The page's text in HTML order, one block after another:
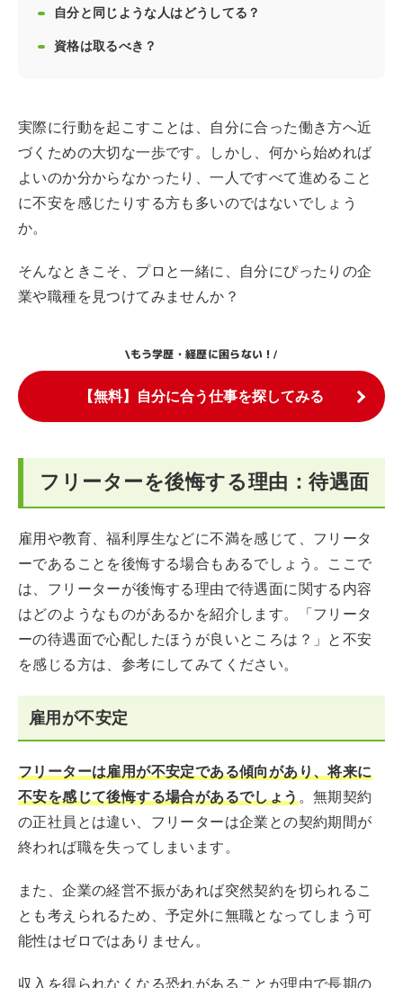
自分と同じような人はどうしてる？
資格は取るべき？
実際に行動を起こすことは、自分に合った働き方へ近
づくための大切な一歩です。しかし、何から始めれば
よいのか分からなかったり、一人ですべて進めること
に不安を感じたりする方も多いのではないでしょう
か。
そんなときこそ、プロと一緒に、自分にぴったりの企
業や職種を見つけてみませんか？
\もう学歴・経歴に困らない！/
【無料】自分に合う仕事を探してみる
フリーターを後悔する理由：待遇面
雇用や教育、福利厚生などに不満を感じて、フリータ
ーであることを後悔する場合もあるでしょう。ここで
は、フリーターが後悔する理由で待遇面に関する内容
はどのようなものがあるかを紹介します。「フリータ
ーの待遇面で心配したほうが良いところは？」と不安
を感じる方は、参考にしてみてください。
雇用が不安定
フリーターは雇用が不安定である傾向があり、将来に
不安を感じて後悔する場合があるでしょう。無期契約
の正社員とは違い、フリーターは企業との契約期間が
終われば職を失ってしまいます。
また、企業の経営不振があれば突然契約を切られるこ
とも考えられるため、予定外に無職となってしまう可
能性はゼロではありません。
収入を得られなくなる恐れがあることが理由で長期の